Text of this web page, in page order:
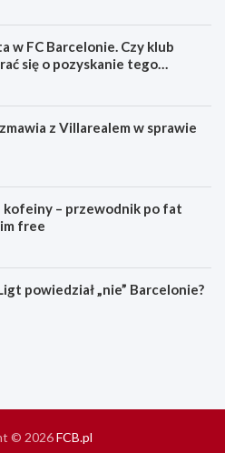
w FC Barcelonie. Czy klub
się o pozyskanie tego
z Villarealem w sprawie
kofeiny – przewodnik po fat
free
powiedział „nie” Barcelonie?
© 2026FCB.pl